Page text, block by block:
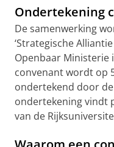
Ondertekening
De samenwerking
‘Strategische
Openbaar Ministerie
convenant wordt op
ondertekend door
ondertekening vindt
van de